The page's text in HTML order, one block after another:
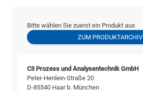
Bitte wählen Sie zuerst ein Produkt aus
ZUM PRODUKTARCHIV
C3 Prozess und Analysentechnik GmbH
Peter-Henlein-Straße 20
D-85540 Haar b. München